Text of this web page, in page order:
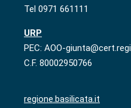
Tel 0971 661111
URP
PEC: AOO-
C.F. 80002950766
regione.basilicata.it